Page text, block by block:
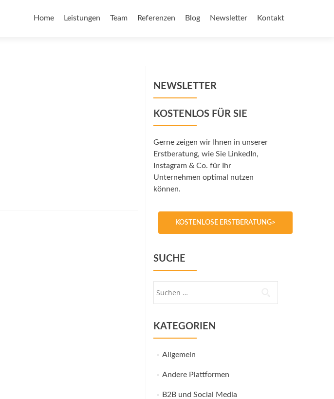
Home Leistungen Team Referenzen Blog Newsletter Kontakt
NEWSLETTER
KOSTENLOS FÜR SIE
Gerne zeigen wir Ihnen in unserer
Erstberatung, wie Sie LinkedIn,
Instagram & Co. für Ihr
Unternehmen optimal nutzen
können.
KOSTENLOSE ERSTBERATUNG>
SUCHE
KATEGORIEN
Allgemein
Andere Plattformen
B2B und Social Media